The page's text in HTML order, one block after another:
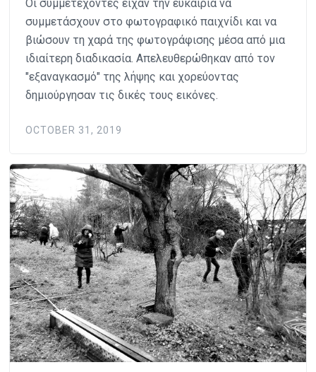
Οι συμμετέχοντες είχαν την ευκαιρία να
συμμετάσχουν στο φωτογραφικό παιχνίδι και να
βιώσουν τη χαρά της φωτογράφισης μέσα από μια
ιδιαίτερη διαδικασία. Απελευθερώθηκαν από τον
"εξαναγκασμό" της λήψης και χορεύοντας
δημιούργησαν τις δικές τους εικόνες.
OCTOBER 31, 2019